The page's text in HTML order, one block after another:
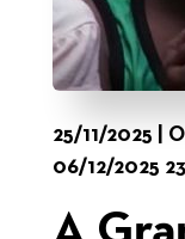
25/11/2025 |
06/12/2025